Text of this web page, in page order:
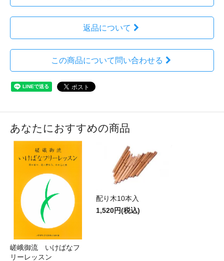
返品について
この商品について問い合わせる
あなたにおすすめの商品
嵯峨御流 いけばなフ
リーレッスン
配り木10本入
1,520円(税込)